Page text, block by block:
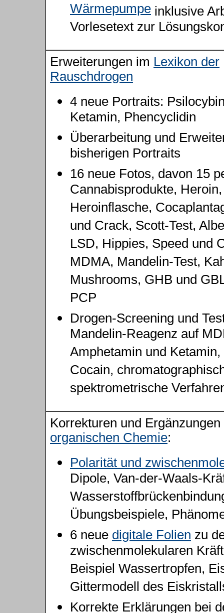
Wärmepumpe inklusive
Vorlesetext zur
Erweiterungen im Lexikon der
Rauschdrogen
4 neue Portraits:
Ketamin, Phencyclidin
Überarbeitung und
bisherigen Portraits
16 neue Fotos, davon 15
Cannabisprodukte, Heroin,
Heroinflasche,
und Crack, Scott-Test,
LSD, Hippies, Speed und
MDMA, Mandelin-Test,
Mushrooms, GHB und
PCP
Drogen-Screening und
Mandelin-Reagenz auf
Amphetamin und
Cocain,
spektrometrische
Korrekturen und
organischen Chemie:
Po arität und
Dipole, Van-der-Waals-
Übungsbeispiele,
6 neue digitale Folien zu
zwischenmolekularen
Beispiel Wassertropfen,
Gittermodell des
Korrekte Erklärungen bei